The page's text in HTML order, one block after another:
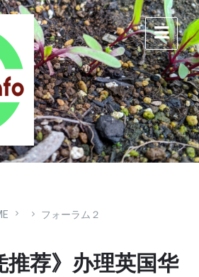
フォーラム２
推荐》办理英国华